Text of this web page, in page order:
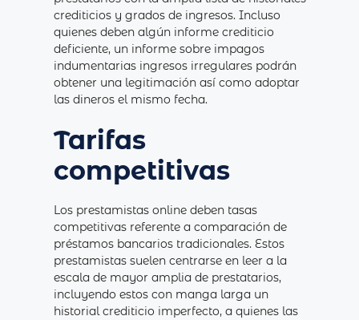
crediticios y grados de ingresos. Incluso
quienes deben algún informe crediticio
deficiente, un informe sobre impagos
indumentarias ingresos irregulares podrán
obtener una legitimación así­ como adoptar
las dineros el mismo fecha.
Tarifas
competitivas
Los prestamistas online deben tasas
competitivas referente a comparación de
préstamos bancarios tradicionales. Estos
prestamistas suelen centrarse en leer a la
escala de mayor amplia de prestatarios,
incluyendo estos con manga larga un
historial crediticio imperfecto, a quienes las